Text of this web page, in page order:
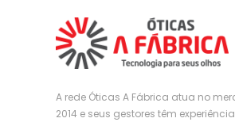
A rede Óticas A Fábrica atua no
2014 e seus gestores têm